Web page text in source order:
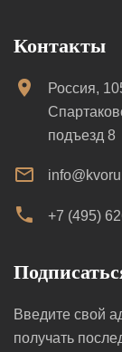
Контакты
Россия,
подъезд 8
+7 (495)
Введите свой
получать